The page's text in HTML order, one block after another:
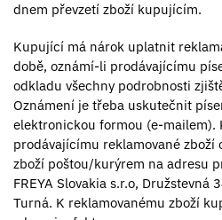
dnem převzetí zboží kupujícím.
Kupující má nárok uplatnit
době, oznámí-li prodávajícímu
odkladu všechny podrobnosti
Oznámení je třeba uskutečnit
elektronickou formou (e-
prodávajícímu reklamované zboží
zboží poštou/kurýrem na adresu
FREYA Slovakia s.r.o, Družstevná
Turná. K reklamovanému zboží